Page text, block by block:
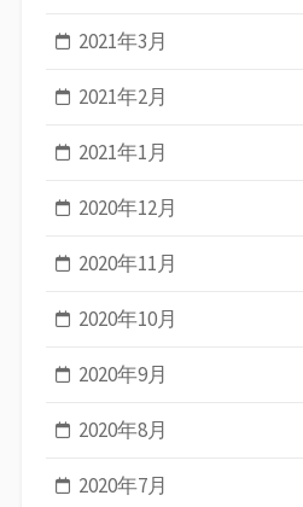
2021年3月
2021年2月
2021年1月
2020年12月
2020年11月
2020年10月
2020年9月
2020年8月
2020年7月